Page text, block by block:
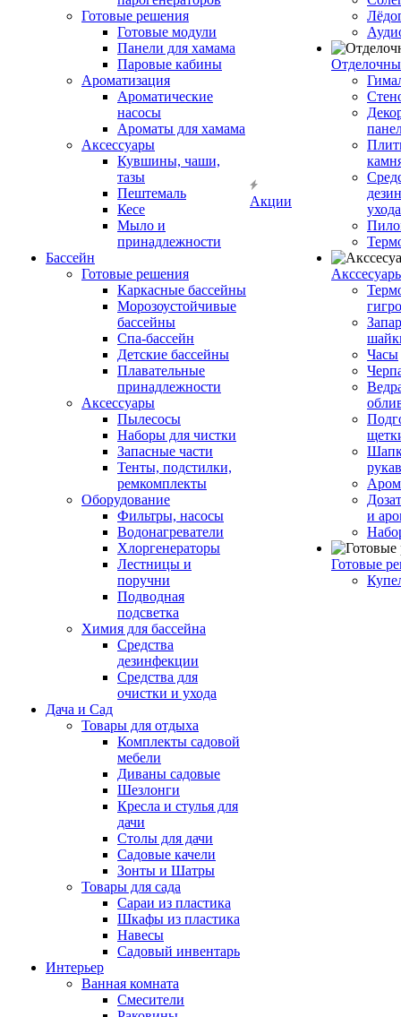
Готовые решения
Готовые модули
Панели для хамама
Паровые кабины
Ароматизация
Ароматические
насосы
Ароматы для хамама
Аксессуары
Кувшины, чаши,
тазы
Пештемаль
Кесе
Мыло и
принадлежности
Бассейн
Готовые решения
Каркасные бассейны
Морозоустойчивые
бассейны
Спа-бассейн
Детские бассейны
Плавательные
принадлежности
Аксессуары
Пылесосы
Наборы для чистки
Запасные части
Тенты, подстилки,
ремкомплекты
Оборудование
Фильтры, насосы
Водонагреватели
Хлоргенераторы
Лестницы и
поручни
Подводная
подсветка
Химия для бассейна
Средства
дезинфекции
Средства для
очистки и ухода
Дача и Сад
Товары для отдыха
Комплекты садовой
мебели
Диваны садовые
Шезлонги
Кресла и стулья для
дачи
Столы для дачи
Садовые качели
Зонты и Шатры
Товары для сада
Сараи из пластика
Шкафы из пластика
Навесы
Садовый инвентарь
Интерьер
Ванная комната
Смесители
Акции
ухода
Часы
и
Готовые